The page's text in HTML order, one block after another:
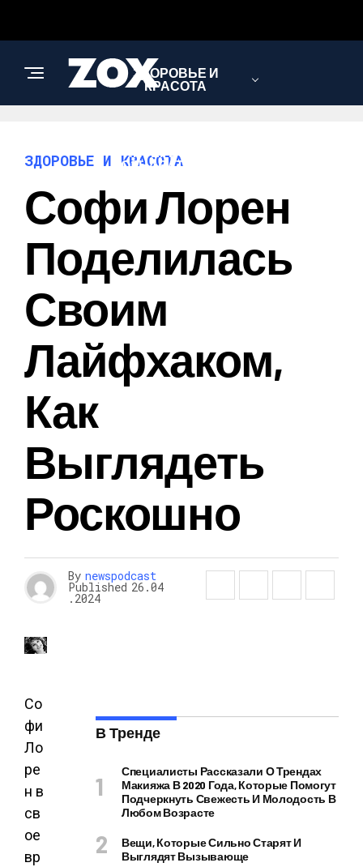
ЗДОРОВЬЕ И
КРАСОТА
ИНТЕРЕСНОЕ И
ПОЗНАВАТЕЛЬНОЕ
ЗДОРОВЬЕ И КРАСОТА
Софи Лорен
Поделилась
Своим
Лайфхаком,
Как
Выглядеть
Роскошно
By newspodcast
Published 26.04
.2024
Со
фи
Ло
ре
н в
св
ое
вр
В Тренде
Специалисты Рассказали О Трендах
Макияжа В 2020 Года, Которые Помогут
Подчеркнуть Свежесть И Молодость В
Любом Возрасте
Вещи, Которые Сильно Старят И
Выглядят Вызывающе